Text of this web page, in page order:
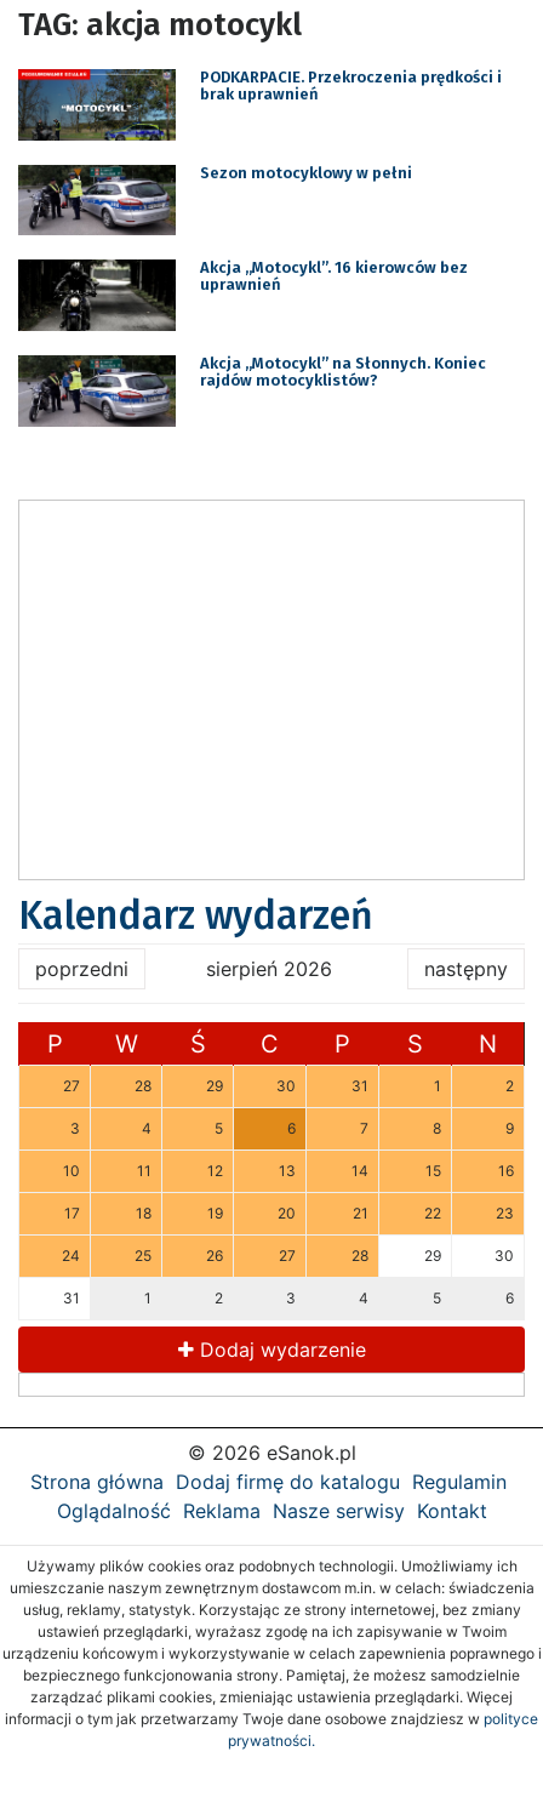
TAG: akcja motocykl
PODKARPACIE. Przekroczenia prędkości i
brak uprawnień
Sezon motocyklowy w pełni
Akcja „Motocykl”. 16 kierowców bez
uprawnień
Akcja „Motocykl” na Słonnych. Koniec
rajdów motocyklistów?
Kalendarz wydarzeń
poprzedni sierpień 2026 następny
P W Ś C P S N
27 28 29 30 31 1 2
3 4 5 6 7 8 9
10 11 12 13 14 15 16
17 18 19 20 21 22 23
24 25 26 27 28 29 30
31 1 2 3 4 5 6
Dodaj wydarzenie
© 2026 eSanok.pl
Strona główna Dodaj firmę do katalogu Regulamin
Oglądalność Reklama Nasze serwisy Kontakt
Używamy plików cookies oraz podobnych technologii. Umożliwiamy ich
umieszczanie naszym zewnętrznym dostawcom m.in. w celach: świadczenia
usług, reklamy, statystyk. Korzystając ze strony internetowej, bez zmiany
ustawień przeglądarki, wyrażasz zgodę na ich zapisywanie w Twoim
urządzeniu końcowym i wykorzystywanie w celach zapewnienia poprawnego i
bezpiecznego funkcjonowania strony. Pamiętaj, że możesz samodzielnie
zarządzać plikami cookies, zmieniając ustawienia przeglądarki. Więcej
informacji o tym jak przetwarzamy Twoje dane osobowe znajdziesz w polityce
prywatności.